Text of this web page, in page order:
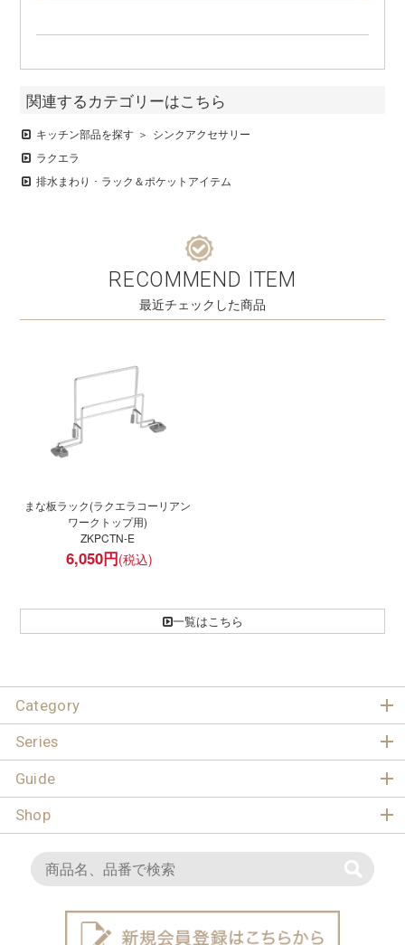
関連するカテゴリーはこちら
キッチン部品を探す
シンクアクセサリー
ラクエラ
排水まわり ･ ラック＆ポケットアイテム
RECOMMEND ITEM
最近チェックした商品
まな板ラック(ラクエラコーリアン
ワークトップ用)
ZKPCTN-E
6,050円
一覧はこちら
Category
Series
Guide
Shop